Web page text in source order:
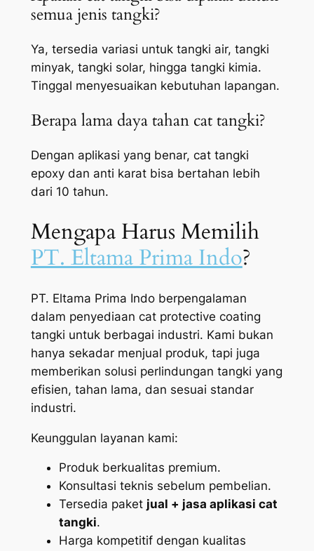
semua jenis tangki?
Ya, tersedia variasi untuk tangki air, tangki
minyak, tangki solar, hingga tangki kimia.
Tinggal menyesuaikan kebutuhan lapangan.
Berapa lama daya tahan cat tangki?
Dengan aplikasi yang benar, cat tangki
epoxy dan anti karat bisa bertahan lebih
dari 10 tahun.
Mengapa Harus Memilih
PT. Eltama Prima Indo?
PT. Eltama Prima Indo berpengalaman
dalam penyediaan cat protective coating
tangki untuk berbagai industri. Kami bukan
hanya sekadar menjual produk, tapi juga
memberikan solusi perlindungan tangki yang
efisien, tahan lama, dan sesuai standar
industri.
Keunggulan layanan kami:
Produk berkualitas premium.
Konsultasi teknis sebelum pembelian.
Tersedia paket jual + jasa aplikasi cat
tangki.
Harga kompetitif dengan kualitas